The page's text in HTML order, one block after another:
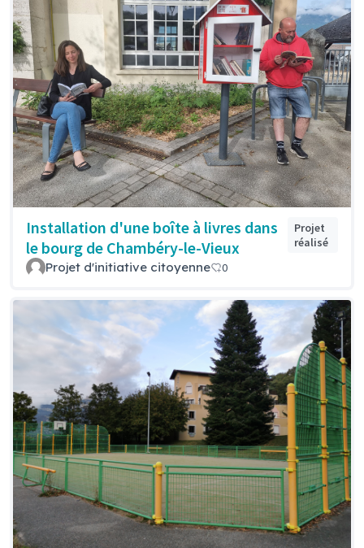
Installation d'une boîte à livres dans
le bourg de Chambéry-le-Vieux
Projet
réalisé
Projet d'initiative citoyenne 0